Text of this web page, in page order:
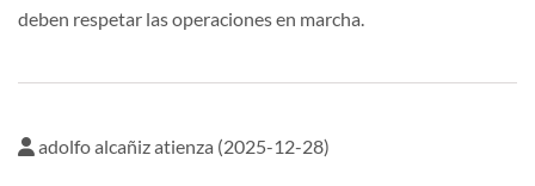
deben respetar las operaciones en marcha.
adolfo alcañiz atienza (2025-12-28)